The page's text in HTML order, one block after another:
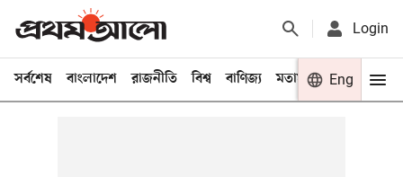
Login
সর্বশেষ বাংলাদেশ রাজনীতি বিশ্ব বাণিজ্য মতামত খেলা
Eng